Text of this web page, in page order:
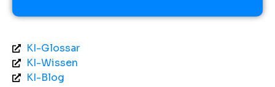
KI-Glossar
KI-Wissen
KI-Blog